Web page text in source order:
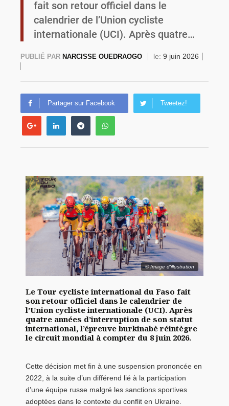
fait son retour officiel dans le
calendrier de l’Union cycliste
internationale (UCI). Après quatre…
PUBLIÉ PAR NARCISSE OUEDRAOGO le: 9 juin 2026
Partager sur Facebook Tweetez!
© Image d'illustration
Le Tour cycliste international du Faso fait
son retour officiel dans le calendrier de
l’Union cycliste internationale (UCI). Après
quatre années d’interruption de son statut
international, l’épreuve burkinabè réintègre
le circuit mondial à compter du 8 juin 2026.
Cette décision met fin à une suspension prononcée en
2022, à la suite d’un différend lié à la participation
d’une équipe russe malgré les sanctions sportives
adoptées dans le contexte du conflit en Ukraine.